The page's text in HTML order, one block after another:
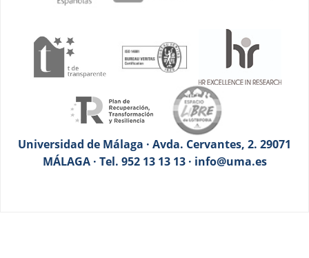
Universidad de Málaga · Avda. Cervantes, 2. 29071
MÁLAGA · Tel. 952 13 13 13 · info@uma.es